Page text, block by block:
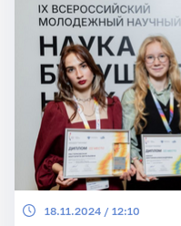
18.11.2024 / 12:10